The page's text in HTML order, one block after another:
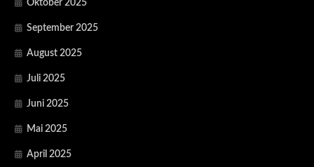
Oktober 2025
September 2025
August 2025
Juli 2025
Juni 2025
Mai 2025
April 2025